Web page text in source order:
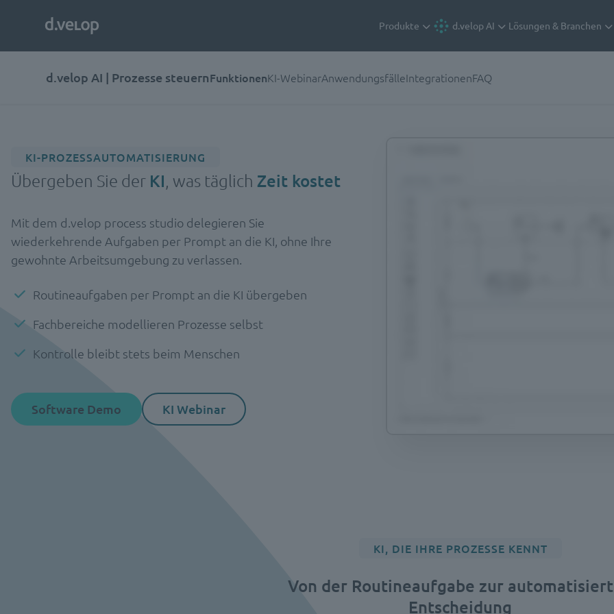
Produkte d.velop AI Lösungen & Branchen
d.velop AI | Prozesse steuernFunktionenKI-WebinarAnwendungsfälleIntegrationenFAQ
KI-PROZESSAUTOMATISIERUNG
Übergeben Sie der KI, was täglich Zeit kostet
Mit dem d.velop process studio delegieren Sie
wiederkehrende Aufgaben per Prompt an die KI, ohne Ihre
gewohnte Arbeitsumgebung zu verlassen.
Routineaufgaben per Prompt an die KI übergeben
Fachbereiche modellieren Prozesse selbst
Kontrolle bleibt stets beim Menschen
Software Demo KI Webinar
KI, DIE IHRE PROZESSE KENNT
Von der Routineaufgabe zur
Entscheidung